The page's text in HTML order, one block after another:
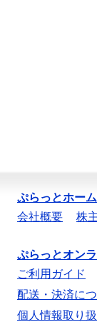
ぷらっとホー
会社概要
株
ぷらっとオン
ご利用ガイド
配送・決済に
個人情報取り